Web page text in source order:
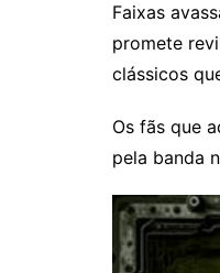
Faixas
promete
clássicos
Os fãs que
pela banda